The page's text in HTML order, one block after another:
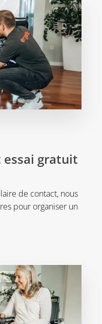
essai gratuit
de contact, nous
pour organiser un